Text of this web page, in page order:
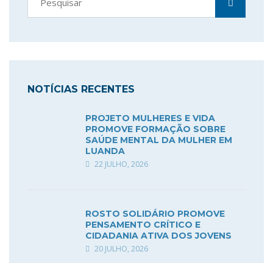
NOTÍCIAS RECENTES
PROJETO MULHERES E VIDA
PROMOVE FORMAÇÃO SOBRE
SAÚDE MENTAL DA MULHER EM
LUANDA
22 JULHO, 2026
ROSTO SOLIDÁRIO PROMOVE
PENSAMENTO CRÍTICO E
CIDADANIA ATIVA DOS JOVENS
20 JULHO, 2026